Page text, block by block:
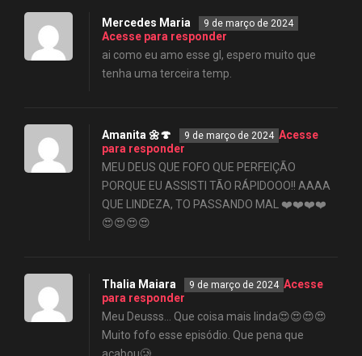
Mercedes Maria 9 de março de 2024
Acesse para responder
ai como eu amo esse gl, espero muito que
tenha uma terceira temp.
Amanita 🌼🍄 9 de março de 2024 Acesse
para responder
MEU DEUS QUE FOFO QUE PERFEIÇÃO
PORQUE EU ASSISTI TÃO RÁPIDOOO!! AAAA
QUE LINDEZA, TO PASSANDO MAL ❤️❤️❤️❤️
😍😍😍😍
Thalia Maiara 9 de março de 2024 Acesse
para responder
Meu Deusss… Que coisa mais linda😍😍😍😍
Muito fofo esse episódio. Que pena que
acabou🥲